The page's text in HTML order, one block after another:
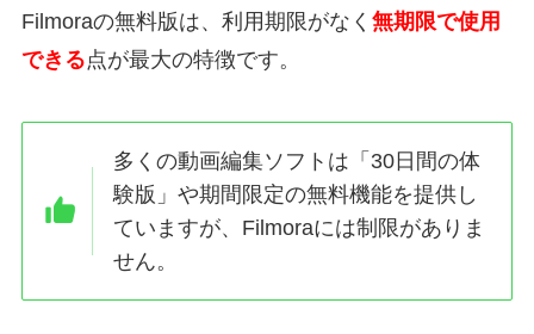
Filmoraの無料版は、利用期限がなく 無期限で使用
できる点が最大の特徴です。
多くの動画編集ソフトは「30日間の体
験版」や期間限定の無料機能を提供し
ていますが、Filmoraには制限がありま
せん。